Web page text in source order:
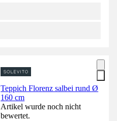
Teppich Florenz salbei rund Ø
160 cm
Artikel wurde noch nicht
bewertet.